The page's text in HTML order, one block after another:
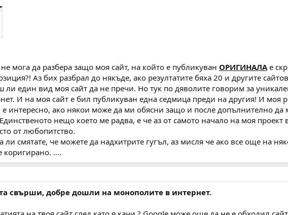
мога да разбера защо моя сайт, на който е публикуван ОРИГИНАЛАе
Аз бих разбрал до някъде, ако резултатите бяха 20 и другите
ли един вид моя сайт да не пречи. Но тук по дяволите говорим за
И на моя сайт е бил публикуван една седмица преди на другия! И моя
интересно, ако някои може да ми обясни защо и после допълнително
нещо което ме радва, е че аз от самото начало на моя
от любопитство.
ли смятате, че можете да надхитрите гугъл, аз мисля че ако все още на
коригирано. ....
свърши, добре дошли на монополите в интернет.